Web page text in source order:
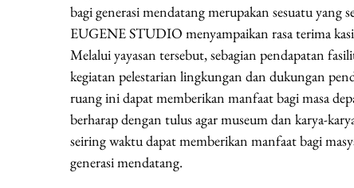
bagi generasi mendatang merupakan sesuatu yang
EUGENE STUDIO menyampaikan rasa terima
Melalui yayasan tersebut, sebagian pendapatan
kegiatan pelestarian lingkungan dan dukungan
ruang ini dapat memberikan manfaat bagi masa
berharap dengan tulus agar museum dan karya-
seiring waktu dapat memberikan manfaat bagi
generasi mendatang.